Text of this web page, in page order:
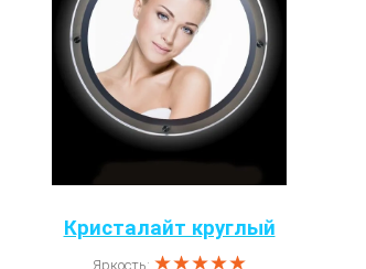
Кристалайт круглый
Яркость: ★★★★★